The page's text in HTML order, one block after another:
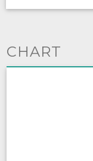
CHART